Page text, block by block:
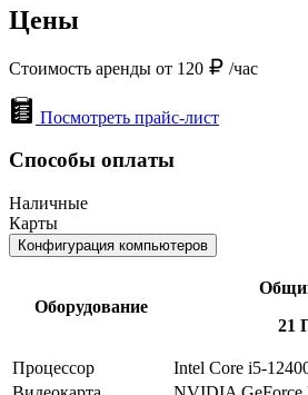
Цены
Стоимость аренды от 120 /час
Посмотреть прайс-лист
Способы оплаты
Наличные
Карты
Конфигурация компьютеров
Оборудование
21
Процессор
Intel Core i5-